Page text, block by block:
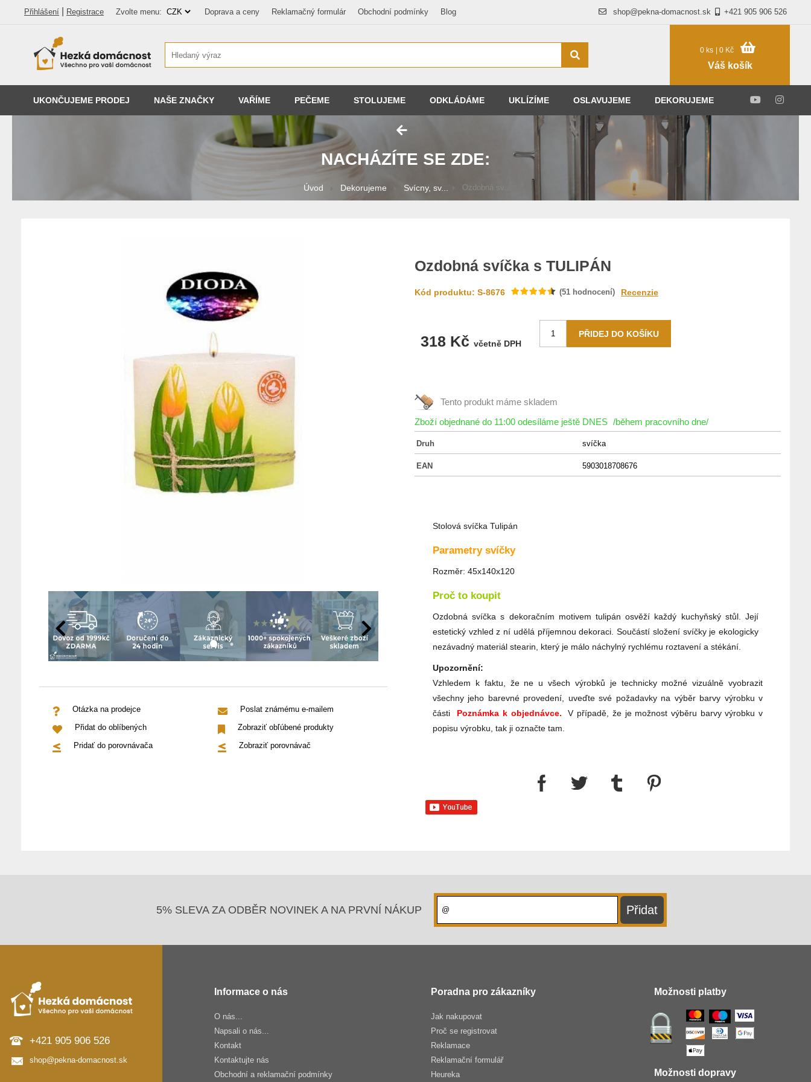
Přihlášení Registrace Zvolte menu: Doprava a ceny Reklamačný formulár Obchodní podmínky Blog +421 905 906 526
shop@pekna-domacnost.sk
0 ks | 0 Kč
Váš košík
UKONČUJEME PRODEJ NAŠE ZNAČKY VAŘÍME PEČEME STOLUJEME ODKLÁDÁME UKLÍZÍME OSLAVUJEME DEKORUJEME
NACHÁZÍTE SE ZDE:
Úvod Dekorujeme Svícny, sv... Ozdobná sv...
Otázka na prodejce
Poslat známému e-mailem
Přidat do oblíbených
Zobraziť obľúbené produkty
Pridať do porovnávača
Zobraziť porovnávač
Ozdobná svíčka s TULIPÁN
Kód produktu: S-8676 (51 hodnocení) Recenzie
318 Kč včetně DPH
Tento produkt máme skladem
Zboží objednané do 11:00 odesíláme ještě DNES /během pracovního dne/
Druh svíčka
EAN 5903018708676
Stolová svíčka Tulipán
Parametry svíčky
Rozměr: 45x140x120
Proč to koupit
Ozdobná svíčka s dekoračním motivem tulipán osvěží každý kuchyňský stůl. Její
estetický vzhled z ní udělá příjemnou dekoraci. Součástí složení svíčky je ekologicky
nezávadný materiál stearin, který je málo náchylný rychlému roztavení a stékání.
Upozornění:
Vzhledem k faktu, že ne u všech výrobků je technicky možné vizuálně vyobrazit
všechny jeho barevné provedení, uveďte své požadavky na výběr barvy výrobku v
části Poznámka k objednávce.
V případě, že je možnost výběru barvy výrobku v
popisu výrobku, tak ji označte tam.
5% SLEVA ZA ODBĚR NOVINEK A NA PRVNÍ NÁKUP
+421 905 906 526
shop@pekna-domacnost.sk
Informace o nás
O nás...
Napsali o nás...
Kontakt
Kontaktujte nás
Obchodní a reklamační podmínky
Poradna pro zákazníky
Jak nakupovat
Proč se registrovat
Reklamace
Reklamační formulář
Heureka
Možnosti platby
Možnosti dopravy